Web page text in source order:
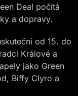
Deal počítá
a dopravy.
od 15. do
Králové a
jako Green
Biffy Clyro a